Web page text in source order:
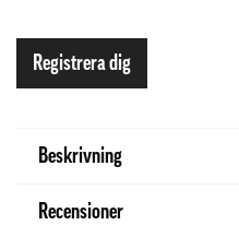
Registrera dig
Beskrivning
Recensioner